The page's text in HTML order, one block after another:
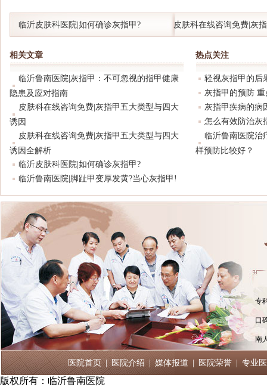
临沂皮肤科医院|如何确诊灰指甲? 皮肤科在线咨询免费|灰
大诱因
相关文章
临沂鲁南医院|灰指甲：不可忽视的指甲健康
隐患及应对指南
皮肤科在线咨询免费|灰指甲五大类型与四大
诱因
皮肤科在线咨询免费|灰指甲五大类型与四大
诱因全解析
临沂皮肤科医院|如何确诊灰指甲?
临沂鲁南医院|脚趾甲变厚发黄?当心灰指甲!
热点关注
轻视灰指甲的后
灰指甲的预防
灰指甲疾病的病
怎么有效防治灰
临沂鲁南医院治
样预防比较好？
专
口
南
医院首页 | 医院介绍 媒体报道 医院荣誉 专业
版权所有：临沂鲁南医院